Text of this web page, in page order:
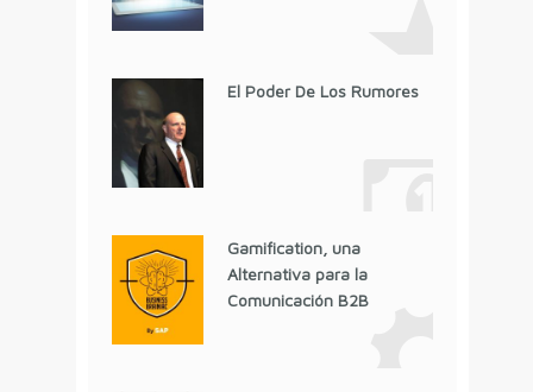
El Poder De Los Rumores
Gamification, una
Alternativa para la
Comunicación B2B